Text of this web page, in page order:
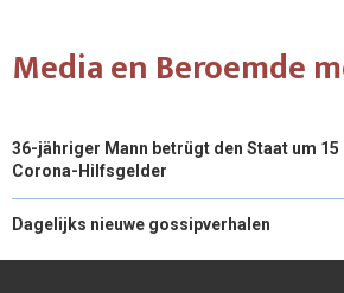
Media en Beroemde
36-jähriger Mann betrügt den Staat um
Corona-Hilfsgelder
Dagelijks nieuwe gossipverhalen